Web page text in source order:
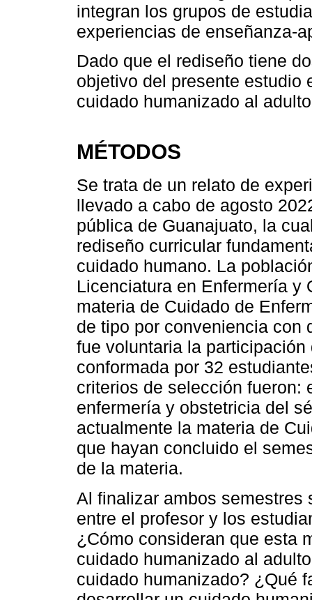
integran los grupos de
experiencias de enseñanza-
Dado que el rediseño tiene
objetivo del presente estudio
cuidado humanizado al
MÉTODOS
Se trata de un relato de
llevado a cabo de agosto
pública de Guanajuato, la
rediseño curricular
cuidado humano. La
Licenciatura en Enfermería y
materia de Cuidado de
de tipo por conveniencia con
fue voluntaria la
conformada por 32
criterios de selección fueron:
enfermería y obstetricia del
actualmente la materia de
que hayan concluido el
de la materia.
Al finalizar ambos semestres
entre el profesor y los
¿Cómo consideran que esta
cuidado humanizado al
cuidado humanizado? ¿Qué